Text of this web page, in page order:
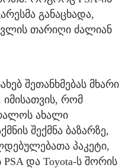
განაცხადა,
თარიღი ძალიან
შეთანხმებას მხარი
იმისათვის, რომ
ახალი
შექმნა ბაზარზე,
პაკეტი,
და Toyota-ს შორის